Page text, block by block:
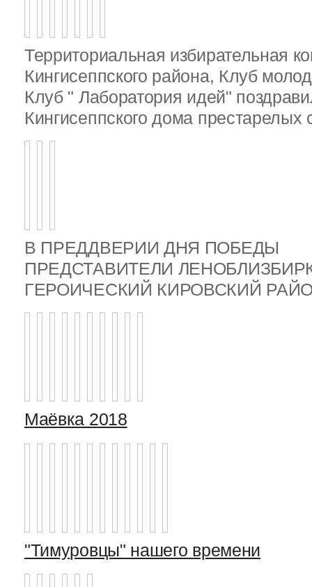
Территориальная избирательная
Кингисеппского района, Клуб
Клуб " Лаборатория идей"
Кингисеппского дома
В ПРЕДДВЕРИИ ДНЯ ПОБЕДЫ
ПРЕДСТАВИТЕЛИ
ГЕРОИЧЕСКИЙ КИРОВСКИЙ
Маёвка 2018
"Тимуровцы" нашего времени